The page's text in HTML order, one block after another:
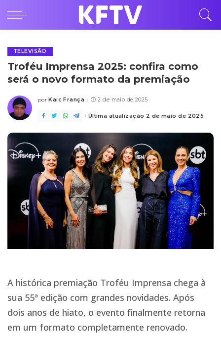
TELEVISÃO
Troféu Imprensa 2025: confira como
será o novo formato da premiação
Posted
por Kaic França 2 de maio de 2025
Última atualização 2 de maio de 2025
A histórica premiação Troféu Imprensa chega à
sua 55ª edição com grandes novidades. Após
dois anos de hiato, o evento finalmente retorna
em um formato completamente renovado.